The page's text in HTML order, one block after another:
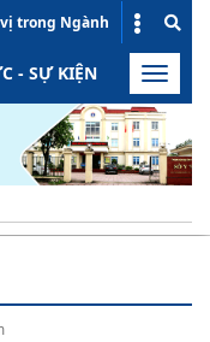
trong Ngành
- SỰ KIỆN HOẠT
Toggle